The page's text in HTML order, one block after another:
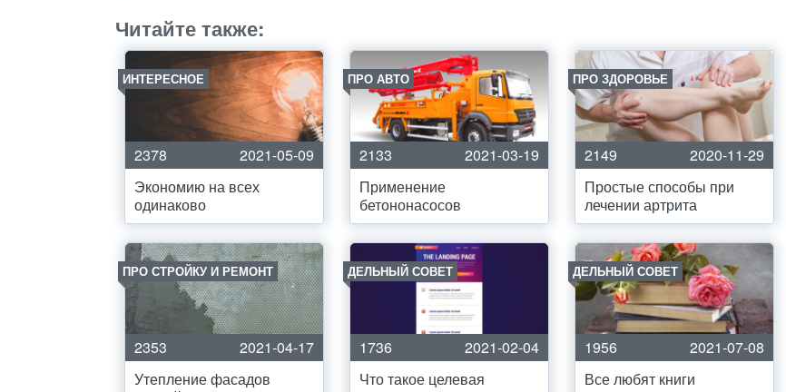
Читайте также:
ИНТЕРЕСНОЕ
2378
2021-05-09
Экономию на всех
одинаково
ПРО АВТО
2133
2021-03-19
Применение
бетононасосов
ПРО ЗДОРОВЬЕ
2149
2020-11-29
Простые способы при
лечении артрита
ПРО СТРОЙКУ И РЕМОНТ
2353
2021-04-17
Утепление фасадов
ДЕЛЬНЫЙ СОВЕТ
1736
2021-02-04
Что такое целевая
ДЕЛЬНЫЙ СОВЕТ
1956
2021-07-08
Все любят книги